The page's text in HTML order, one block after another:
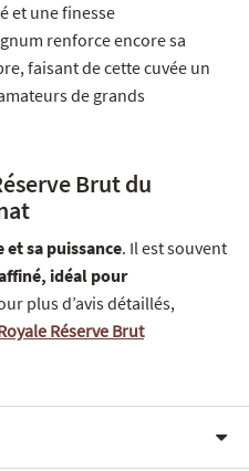
et une finesse
renforce encore sa
faisant de cette cuvée un
de grands
Brut du
et sa puissance. Il est souvent
idéal pour
plus d’avis détaillés,
Réserve Brut